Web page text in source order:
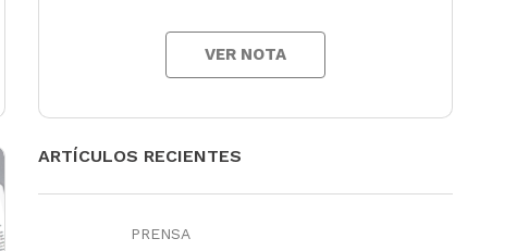
VER NOTA
ARTÍCULOS RECIENTES
PRENSA